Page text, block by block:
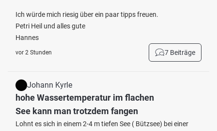
Ich würde mich riesig über ein paar tipps freuen.
Petri Heil und alles gute
Hannes
vor 2 Stunden 7 Beiträge
Johann Kyrle
hohe Wassertemperatur im flachen
See kann man trotzdem fangen
Lohnt es sich in einem 2-4 m tiefen See ( Bützsee) bei einer